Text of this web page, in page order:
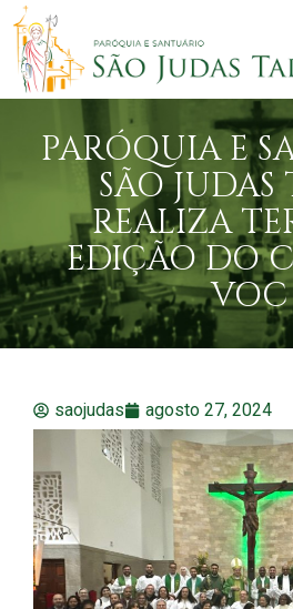
PARÓQUIA E
SÃO JUDAS
REALIZA
EDIÇÃO DO
VOC
saojudas agosto 27, 2024